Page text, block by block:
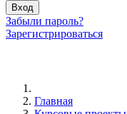
Забыли пароль?
Зарегистрироваться
Главная